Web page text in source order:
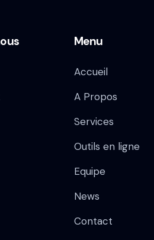
Menu
Accueil
A Propos
Services
Outils en ligne
Equipe
News
Contact